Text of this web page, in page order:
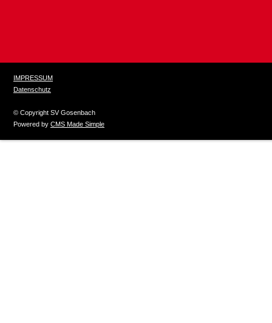
IMPRESSUM
Datenschutz
© Copyright SV Gosenbach
Powered by CMS Made Simple